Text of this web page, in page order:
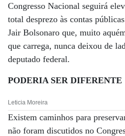
Congresso Nacional seguirá
total desprezo às contas
Jair Bolsonaro que, muito
que carrega, nunca deixou de
deputado federal.
PODERIA SER DIFERENTE
Leticia Moreira
Existem caminhos para
não foram discutidos no